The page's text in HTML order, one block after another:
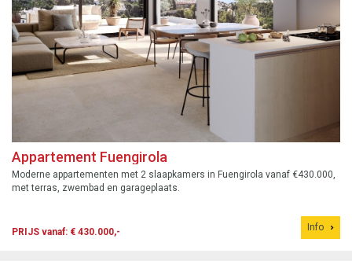
Appartement Fuengirola
Moderne appartementen met 2 slaapkamers in Fuengirola vanaf €430.000,
met terras, zwembad en garageplaats.
PRIJS vanaf: € 430.000,- Info